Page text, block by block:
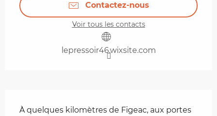
Contactez-nous
Voir tous les contacts
lepressoir46.wixsite.com
À quelques kilomètres de Figeac, aux portes